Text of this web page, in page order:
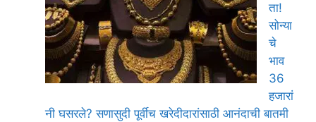
ता!
सोन्या
चे
भाव
36
हजारां
नी घसरले? सणासुदी पूर्वीच खरेदीदारांसाठी आनंदाची बातमी